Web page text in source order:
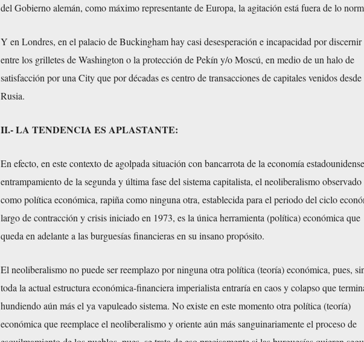
del Gobierno alemán, como máximo representante de Europa, la agitación está fuera de lo
Y en Londres, en el palacio de Buckingham hay casi desesperación e incapacidad por discernir
entre los grilletes de Washington o la protección de Pekín y/o Moscú, en medio de un halo de
satisfacción por una City que por décadas es centro de transacciones de capitales venidos desde
Rusia.
II.- LA TENDENCIA ES APLASTANTE:
En efecto, en este contexto de agolpada situación con bancarrota de la economía
entrampamiento de la segunda y última fase del sistema capitalista, el neoliberalismo observado
como política económica, rapiña como ninguna otra, establecida para el periodo del ciclo
largo de contracción y crisis iniciado en 1973, es la única herramienta (política) económica que
queda en adelante a las burguesías financieras en su insano propósito.
El neoliberalismo no puede ser reemplazo por ninguna otra política (teoría) económica, pues,
toda la actual estructura económica-financiera imperialista entraría en caos y colapso que
hundiendo aún más el ya vapuleado sistema. No existe en este momento otra política (teoría)
económica que reemplace el neoliberalismo y oriente aún más sanguinariamente el proceso de